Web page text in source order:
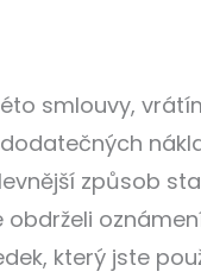
smlouvy,
způsob
obdrželi
který jste